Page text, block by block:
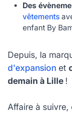
Des
vêtements
enfant By
Depuis, la
d'expansionet
demain à Lille !
Affaire à suivre,